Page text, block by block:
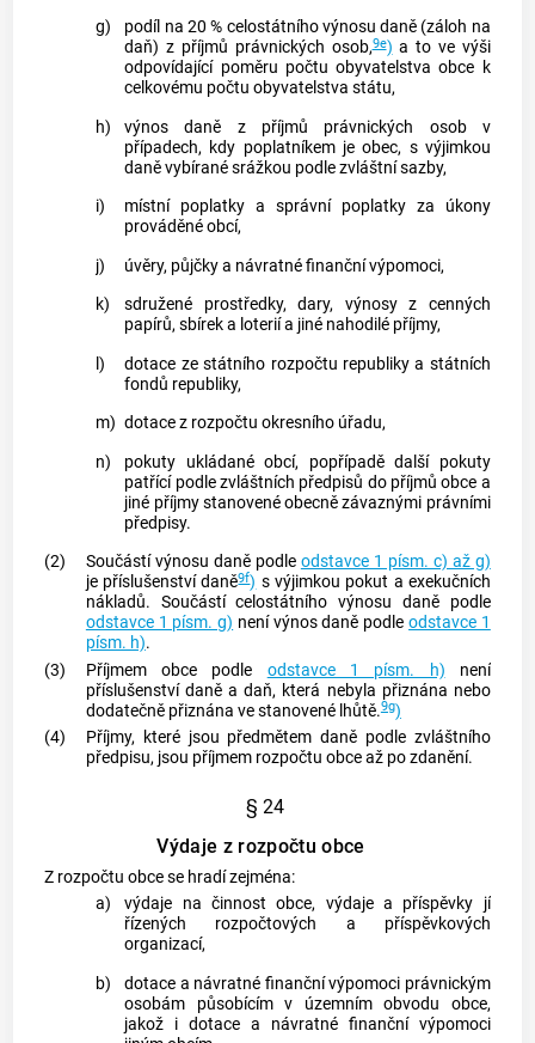
g)
podíl na 20 % celostátního výnosu daně (záloh na
daň) z příjmů právnických osob,9e) a to ve výši
odpovídající poměru počtu obyvatelstva obce k
celkovému počtu obyvatelstva státu,
h)
výnos daně z příjmů právnických osob v
případech, kdy poplatníkem je obec, s výjimkou
daně vybírané srážkou podle zvláštní sazby,
i)
místní poplatky a správní poplatky za úkony
prováděné obcí,
j)
úvěry, půjčky a návratné finanční výpomoci,
k)
sdružené prostředky, dary, výnosy z cenných
papírů, sbírek a loterií a jiné nahodilé příjmy,
l)
dotace ze státního rozpočtu republiky a státních
fondů republiky,
m) dotace z rozpočtu okresního úřadu,
n)
pokuty ukládané obcí, popřípadě další pokuty
patřící podle zvláštních předpisů do příjmů obce a
jiné příjmy stanovené obecně závaznými právními
předpisy.
(2)
Součástí výnosu daně podle odstavce 1 písm. c) až g)
je příslušenství daně9f) s výjimkou pokut a exekučních
nákladů. Součástí celostátního výnosu daně podle
odstavce 1 písm. g) není výnos daně podleodstavce 1
písm. h).
(3)
Příjmem obce podle odstavce 1 písm. h) není
příslušenství daně a daň, která nebyla přiznána nebo
dodatečně přiznána ve stanovené lhůtě.9g)
(4)
Příjmy, které jsou předmětem daně podle zvláštního
předpisu, jsou příjmem rozpočtu obce až po zdanění.
§ 24
Výdaje z rozpočtu obce
Z rozpočtuobcese hradí zejména:
a)
výdaje na činnostobce, výdaje a příspěvky jí
řízených rozpočtových a příspěvkových
organizací,
b)
dotace a návratné finanční výpomoci právnickým
osobám působícím v územním obvodu obce,
jakož i dotace a návratné finanční výpomoci